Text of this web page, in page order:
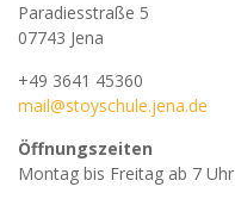
Paradiesstraße 5
07743 Jena
+49 3641 45360
mail@stoyschule.jena.de
Öffnungszeiten
Montag bis Freitag ab 7 Uhr